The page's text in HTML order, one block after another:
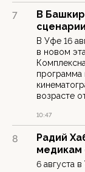
7
В
В Уфе 16
в новом
программа
возрасте
10:47
8
Радий
медикам
6 августа